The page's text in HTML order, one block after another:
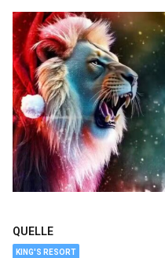
QUELLE
KING'S RESORT